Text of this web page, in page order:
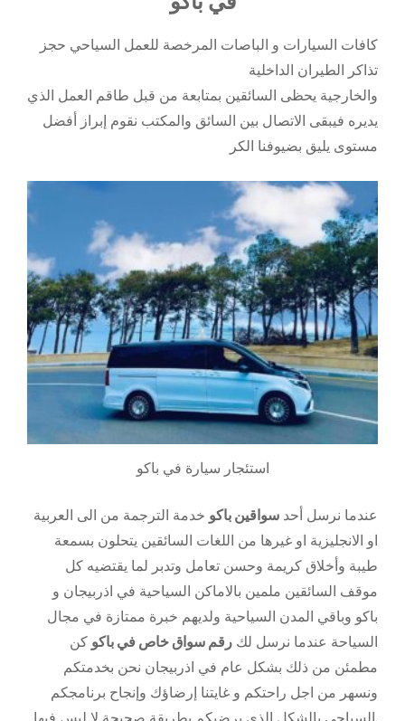
كافات السيارات و الباصات المرخصة للعمل السياحي حجز
تذاكر الطيران الداخلية
والخارجية يحظى السائقين بمتابعة من قبل طاقم العمل الذي
يديره فيبقى الاتصال بين السائق والمكتب نقوم إبراز أفضل
مستوى يليق بضيوفنا الكر
استئجار سيارة في باكو
عندما نرسل أحد سواقين باكو خدمة الترجمة من الى العربية
او الانجليزية او غيرها من اللغات السائقين يتحلون بسمعة
طيبة وأخلاق كريمة وحسن تعامل وتدبر لما يقتضيه كل
موقف السائقين ملمين بالاماكن السياحية في اذربيجان و
باكو وباقي المدن السياحية ولديهم خبرة ممتازة في مجال
السياحة عندما نرسل لك رقم سواق خاص في باكو كن
مطمئن من ذلك بشكل عام في اذربيجان نحن بخدمتكم
ونسهر من اجل راحتكم و غايتنا إرضاؤك وإنجاح برنامجكم